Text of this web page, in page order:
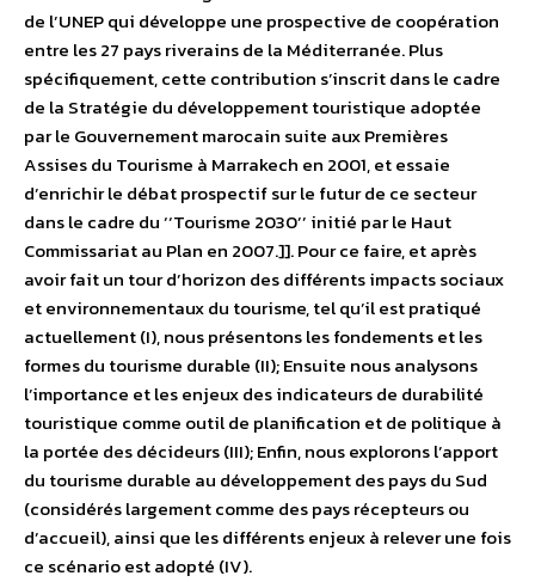
de l’UNEP qui développe une prospective de coopération
entre les 27 pays riverains de la Méditerranée. Plus
spécifiquement, cette contribution s’inscrit dans le cadre
de la Stratégie du développement touristique adoptée
par le Gouvernement marocain suite aux Premières
Assises du Tourisme à Marrakech en 2001, et essaie
d’enrichir le débat prospectif sur le futur de ce secteur
dans le cadre du ‘‘Tourisme 2030’’ initié par le Haut
Commissariat au Plan en 2007.]]. Pour ce faire, et après
avoir fait un tour d’horizon des différents impacts sociaux
et environnementaux du tourisme, tel qu’il est pratiqué
actuellement (I), nous présentons les fondements et les
formes du tourisme durable (II); Ensuite nous analysons
l’importance et les enjeux des indicateurs de durabilité
touristique comme outil de planification et de politique à
la portée des décideurs (III); Enfin, nous explorons l’apport
du tourisme durable au développement des pays du Sud
(considérés largement comme des pays récepteurs ou
d’accueil), ainsi que les différents enjeux à relever une fois
ce scénario est adopté (IV).